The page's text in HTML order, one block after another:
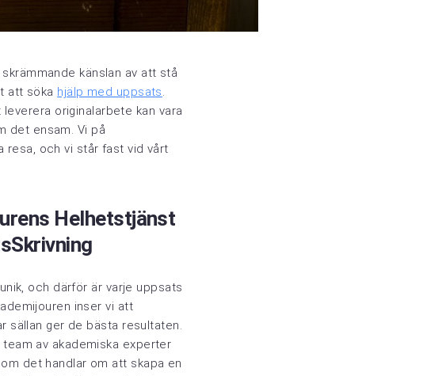
känslan av att stå
att söka hjälp med uppsats.
originalarbete kan vara
det ensam. Vi på
resa, och vi står fast vid vårt
Helhetstjänst
och därför är varje uppsats
inser vi att
sällan ger de bästa resultaten.
av akademiska experter
det handlar om att skapa en